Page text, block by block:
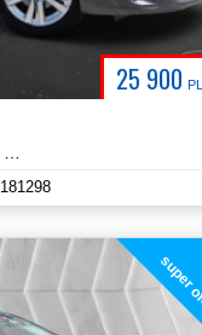
25 900
181298